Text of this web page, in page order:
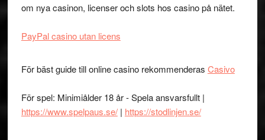
om nya casinon, licenser och slots hos casino på nätet.
PayPal casino utan licens
För bäst guide till online casino rekommenderas Casivo
För spel: Minimiålder 18 år - Spela ansvarsfullt |
https://www.spelpaus.se/| https://stodlinjen.se/